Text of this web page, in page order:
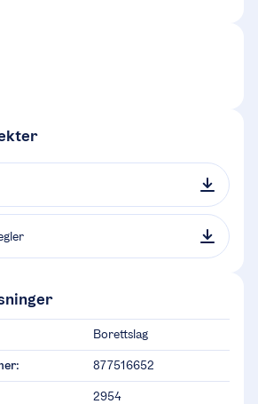
Borettslag
877516652
2954